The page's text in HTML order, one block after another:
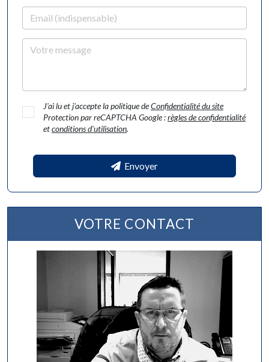
Email
Votre message
J'ai lu et j'accepte la politique deConfidentialité du site
Protection par reCAPTCHA Google :règles de confidentialité
etconditions d'utilisation.
Envoyer
VOTRE CONTACT